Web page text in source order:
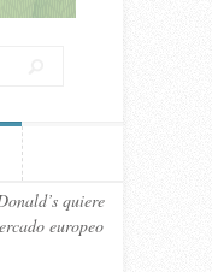
quiere
europeo